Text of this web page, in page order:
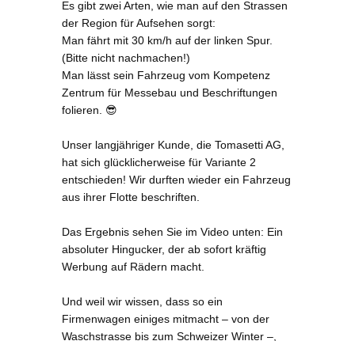
Es gibt zwei Arten, wie man auf den Strassen
der Region für Aufsehen sorgt:
Man fährt mit 30 km/h auf der linken Spur.
(Bitte nicht nachmachen!)
Man lässt sein Fahrzeug vom Kompetenz
Zentrum für Messebau und Beschriftungen
folieren. 😎
Unser langjähriger Kunde, die Tomasetti AG,
hat sich glücklicherweise für Variante 2
entschieden! Wir durften wieder ein Fahrzeug
aus ihrer Flotte beschriften.
Das Ergebnis sehen Sie im Video unten: Ein
absoluter Hingucker, der ab sofort kräftig
Werbung auf Rädern macht.
Und weil wir wissen, dass so ein
Firmenwagen einiges mitmacht – von der
Waschstrasse bis zum Schweizer Winter –,